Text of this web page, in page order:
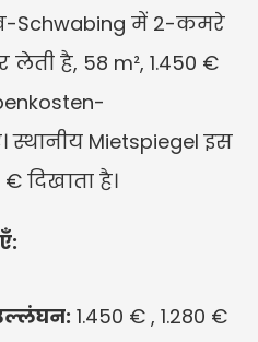
Schwabing में 2-कमरे
है, 58 m², 1.450 €
स्थानीय Mietspiegel इस
दिखाता है।
1.450 € , 1.280 €